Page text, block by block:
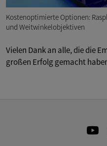
Kostenoptimierte Optionen:
und Weitwinkelobjektiven
Vielen Dank an alle, die die
großen Erfolg gemacht